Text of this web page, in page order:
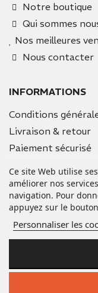
Notre boutique
Qui sommes
Nos meilleures
Nous contacter
INFORMATIONS
Conditions
Livraison & retour
Paiement sécurisé
VOTRE COMPTE
Informations
Ce site Web utilise
améliorer nos
navigation. Pour
appuyez sur le
Personnaliser les